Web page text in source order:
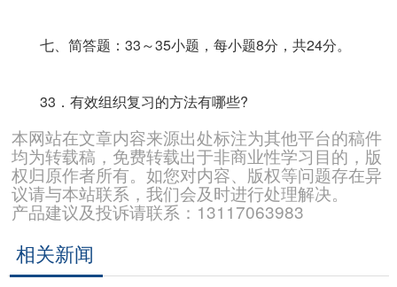
七、简答题：33～35小题，每小题8分，共24分。
33．有效组织复习的方法有哪些?
本网站在文章内容来源出处标注为其他平台的稿件
均为转载稿，免费转载出于非商业性学习目的，版
权归原作者所有。如您对内容、版权等问题存在异
议请与本站联系，我们会及时进行处理解决。
产品建议及投诉请联系：13117063983
相关新闻